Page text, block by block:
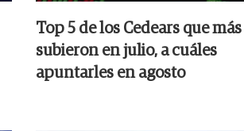
Top 5 de los Cedears que más
subieron en julio, a cuáles
apuntarles en agosto